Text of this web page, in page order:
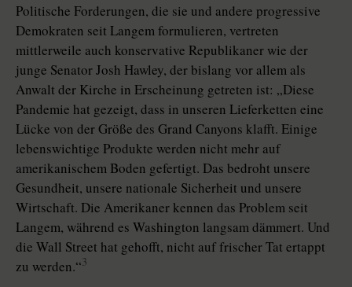
Politische Forderungen, die sie und andere progressive
Demokraten seit Langem formulieren, vertreten
mittlerweile auch konservative Republikaner wie der
junge Senator Josh Hawley, der bislang vor allem als
Anwalt der Kirche in Erscheinung getreten ist: „Diese
Pandemie hat gezeigt, dass in unseren Lieferketten eine
Lücke von der Größe des Grand Canyons klafft. Einige
lebenswichtige Produkte werden nicht mehr auf
amerikanischem Boden gefertigt. Das bedroht unsere
Gesundheit, unsere nationale Sicherheit und unsere
Wirtschaft. Die Amerikaner kennen das Problem seit
Langem, während es Washington langsam dämmert. Und
die Wall Street hat gehofft, nicht auf frischer Tat ertappt
zu werden.“3